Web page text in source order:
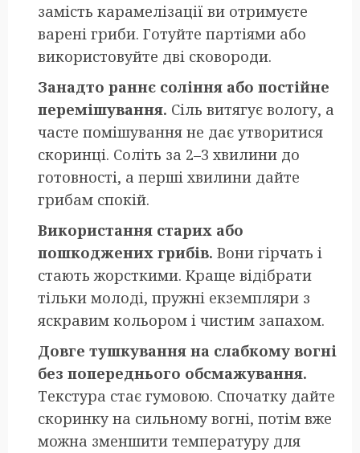
замість карамелізації ви отримуєте
варені гриби. Готуйте партіями або
використовуйте дві сковороди.
Занадто раннє соління або постійне
перемішування. Сіль витягує вологу, а
часте помішування не дає утворитися
скоринці. Соліть за 2–3 хвилини до
готовності, а перші хвилини дайте
грибам спокій.
Використання старих або
пошкоджених грибів. Вони гірчать і
стають жорсткими. Краще відібрати
тільки молоді, пружні екземпляри з
яскравим кольором і чистим запахом.
Довге тушкування на слабкому вогні
без попереднього обсмажування.
Текстура стає гумовою. Спочатку дайте
скоринку на сильному вогні, потім вже
можна зменшити температуру для